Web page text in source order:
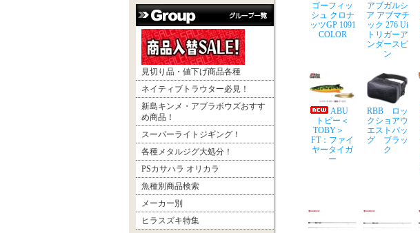
見切り品・値下げ商品各種
ネイティブトラウター必見！
新島キンメ・アブラボウズおすす
め商品！
スーパーライトジギング！
各種メタルジグ大処分！
PSカサハラ オリカラ
魚種別商品検索
メーカー別
ヒラスズキ特集
ゴーフィッ
シュ クロナ
ッツGP 1091
COLOR
アブガルシ
ア アブマチ
ック 276 Ui
トリガーア
ンダースピ
ン
ABU
トビー＜
TOBY＞
FT：ファイ
ヤータイガ
ー
RBB ロッ
クショアウ
エストバッ
グ ブラッ
ク